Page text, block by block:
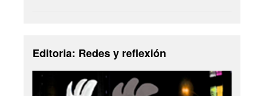
Editoria: Redes y reflexión